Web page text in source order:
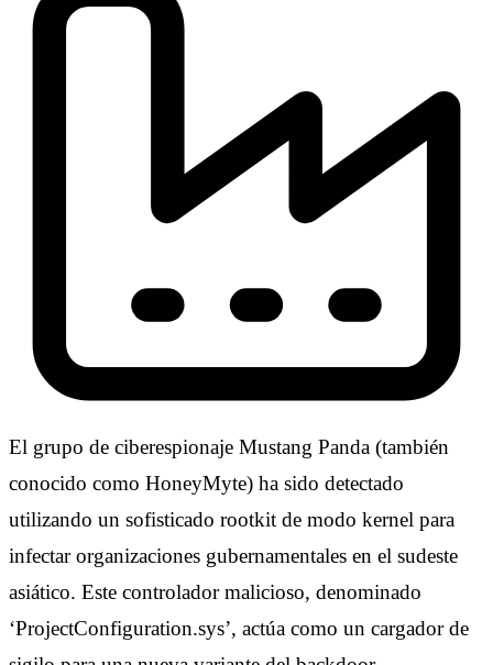
El grupo de ciberespionaje Mustang Panda (también
conocido como HoneyMyte) ha sido detectado
utilizando un sofisticado rootkit de modo kernel para
infectar organizaciones gubernamentales en el sudeste
asiático. Este controlador malicioso, denominado
‘ProjectConfiguration.sys’, actúa como un cargador de